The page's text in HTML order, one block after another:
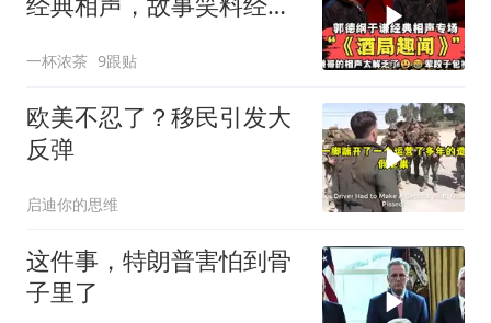
一杯浓茶 9跟贴
欧美不忍了？移民引发大
反弹
启迪你的思维
这件事，特朗普害怕到骨
子里了